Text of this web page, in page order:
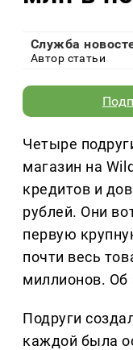
Служба
Автор статьи
Четыре
магазин на
кредитов и
рублей. Они
первую
почти весь
миллионов. Об
Подруги
каждой была